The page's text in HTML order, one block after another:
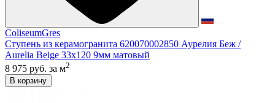
ColiseumGres
Ступень из керамогранита 620070002850 Аурелия Беж /
Aurelia Beige 33x120 9мм матовый
8 975 руб. за м2
В корзину